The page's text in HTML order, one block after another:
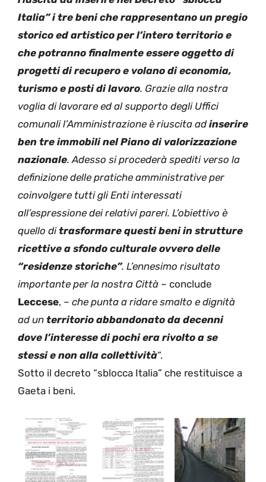
Italia” i tre beni che rappresentano un pregio
storico ed artistico per l’intero territorio e
che potranno finalmente essere oggetto di
progetti di recupero e volano di economia,
turismo e posti di lavoro. Grazie alla nostra
voglia di lavorare ed al supporto degli Uffici
comunali l’Amministrazione è riuscita adinserire
ben tre immobili nel Piano di valorizzazione
nazionale. Adesso si procederà spediti verso la
definizione delle pratiche amministrative per
coinvolgere tutti gli Enti interessati
all’espressione dei relativi pareri. L’obiettivo è
quello ditrasformare questi beni in strutture
ricettive a sfondo culturale ovvero delle
“residenze storiche”. L’ennesimo risultato
importante per la nostra Città – conclude
Leccese, – che punta a ridare smalto e dignità
ad un territorio abbandonato da decenni
dove l’interesse di pochi era rivolto a se
stessi e non alla collettività“.
Sotto il decreto “sblocca Italia” che restituisce a
Gaeta i beni.